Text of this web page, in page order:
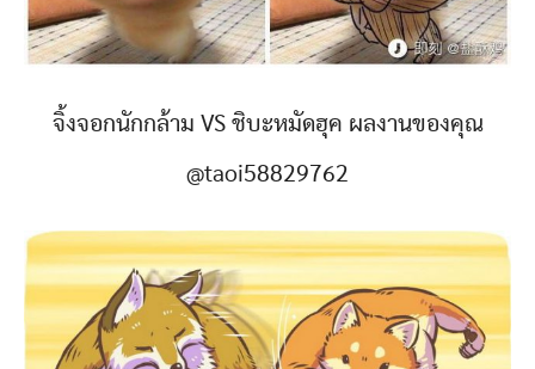
จิ้งจอกนักกล้าม VS ชิบะหมัดฮุค ผลงานของคุณ
@taoi58829762